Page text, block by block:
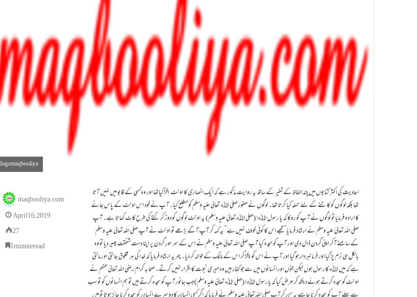
logomaqbooliya
تھا بلکہ لوگوں کو کاٹنے کے لئے حملہ کیا کرتا تھا۔ لوگوں نے حضور صلی اﷲ تعالیٰ علیہ وسلم کو مطلع کیا۔ آپ نے خود اس اونٹ کے پاس جانے
کا ارادہ فرمایا تو لوگوں نے آپ کو روکا کہ یا رسول اﷲ! (صلی اﷲ تعالیٰ علیہ وسلم) یہ اونٹ لوگوں کو دوڑ کر کتے کی طرح کاٹ کھاتا ہے۔ آپ
صلی اللہ تعالیٰ علیہ وسلم نے ارشاد فرمایا” مجھے اس کا کوئی خوف نہیں ہے” یہ کہہ کر آپ آگے بڑھے تو اونٹ نے آپ صلی اللہ تعالیٰ علیہ وسلم
کے سامنے آکر اپنی گردن ڈال دی اور آپ کو سجدہ کیا آپ صلی اللہ تعالیٰ علیہ وسلم نے اس کے سر اور گردن پر اپنا دست شفقت پھیر دیا تو وہ
بالکل ہی نرم پڑ گیا اور فرمانبردار ہو گیا اور آپ نے اس کو پکڑ کر اس کے مالک کے حوالہ کر دیا۔ پھریہ ارشاد فرمایا کہ خدا کی ہر مخلوق جانتی اور مانتی
ہے کہ میں اﷲ کا رسول ہوں لیکن جنوں اور انسانوں میں سے جو کفار ہیں وہ میری نبوت کا اقرار نہیں کرتے۔ صحابہ کرام رضی اللہ تعالیٰ عنہم نے
اونٹ کو سجدہ کرتے ہوئے دیکھ کر عرض کیا کہ یا رسول اﷲ! (صلی اﷲ تعالیٰ علیہ وسلم)جب جانور آپ کو سجدہ کرتے ہیں تو ہم انسانوں کو تو سب
maqbooliya.com
April 16, 2019
27
1 minute read